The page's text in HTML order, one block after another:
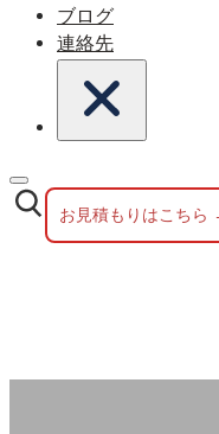
ブログ
連絡先
お見積もりはこちら